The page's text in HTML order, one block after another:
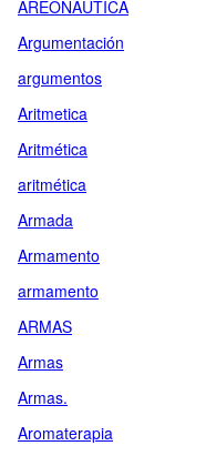
AREONAUTICA
Argumentación
argumentos
Aritmetica
Aritmética
aritmética
Armada
Armamento
armamento
ARMAS
Armas
Armas.
Aromaterapia